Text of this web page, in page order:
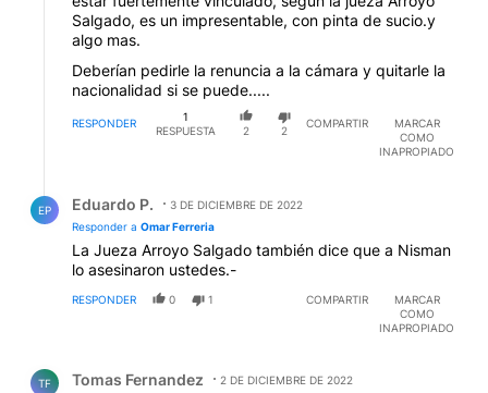
Salgado, es un impresentable, con pinta de sucio.y
algo mas.
Deberían pedirle la renuncia a la cámara y quitarle la
nacionalidad si se puede.....
RESPONDER
1
RESPUESTA
2 2
COMPARTIR
MARCAR
COMO
INAPROPIADO
EP Eduardo P.
3 DE DICIEMBRE DE 2022
Responder a Omar Ferreria
La Jueza Arroyo Salgado también dice que a Nisman
lo asesinaron ustedes.-
RESPONDER 0 1 COMPARTIR
MARCAR
COMO
INAPROPIADO
TF Tomas Fernandez 2 DE DICIEMBRE DE 2022